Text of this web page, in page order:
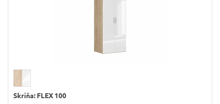
Skriňa: FLEX 100